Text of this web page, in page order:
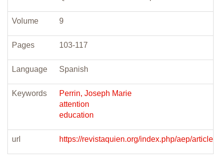
Volume 9
Pages 103-117
Language Spanish
Keywords
Perrin, Joseph Marie
attention
education
url https://revistaquien.org/index.php/aep/article/